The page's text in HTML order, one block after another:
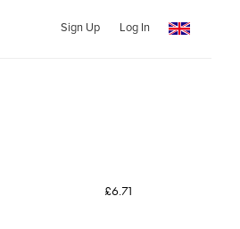
Sign Up Log In
£6.71